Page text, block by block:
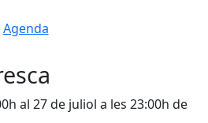
Agenda
al 27 de juliol a les 23:00h de